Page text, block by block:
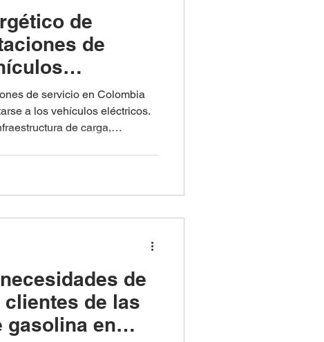
de
de
de servicio en Colombia
a los vehículos eléctricos.
de carga,
de
de las
gasolina en